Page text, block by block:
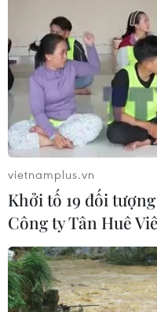
vietnamplus.vn
Khởi tố 19 đối
Công ty Tân Huê